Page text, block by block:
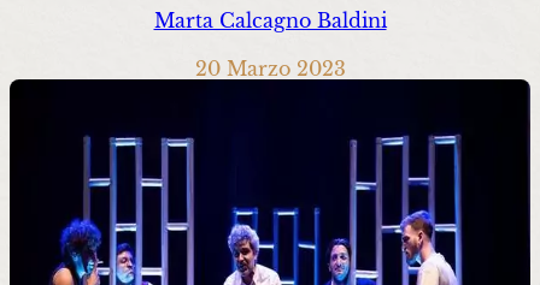
Marta Calcagno Baldini
20 Marzo 2023